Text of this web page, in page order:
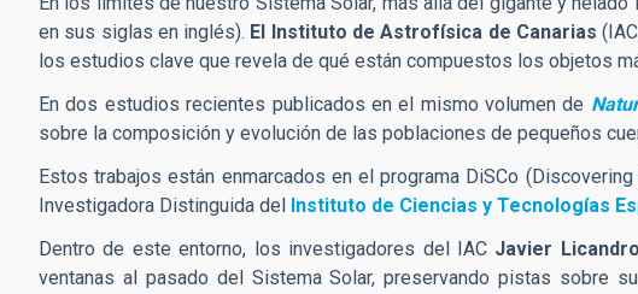
en sus siglas en inglés). El Instituto de Astrofísica de Canarias
los estudios clave que revela de qué están compuestos los objetos
En dos estudios recientes publicados en el mismo volumen de
sobre la composición y evolución de las poblaciones de pequeños
Estos trabajos están enmarcados en el programa DiSCo
Investigadora Distinguida del Instituto de Ciencias y Tecnologías
Dentro de este entorno, los investigadores del IACJavier Licandro
ventanas al pasado del Sistema Solar, preservando pistas sobre